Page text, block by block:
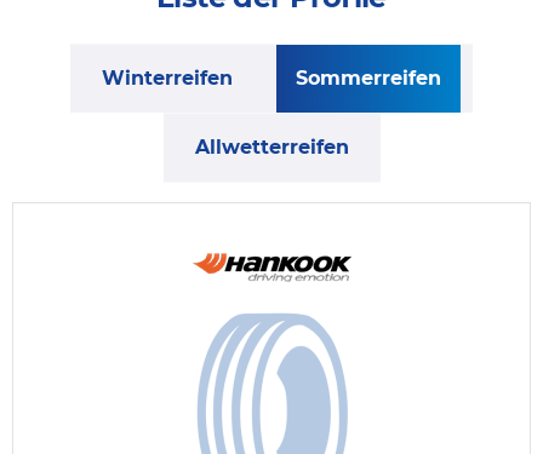
Winterreifen Sommerreifen
Allwetterreifen